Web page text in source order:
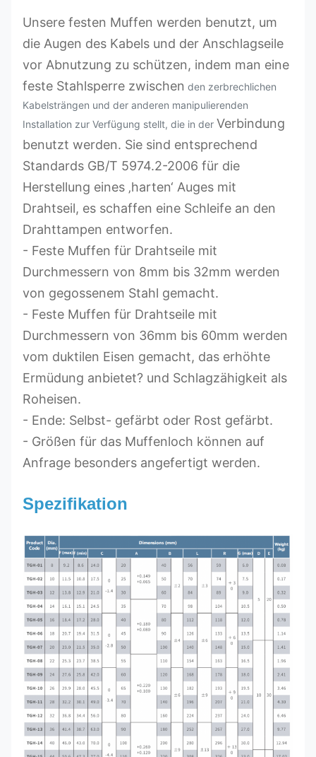
Unsere festen Muffen werden benutzt, um
die Augen des Kabels und der Anschlagseile
vor Abnutzung zu schützen, indem man eine
feste Stahlsperre zwischen den zerbrechlichen
Kabelsträngen und der anderen manipulierenden
Installation zur Verfügung stellt, die in der Verbindung
benutzt werden. Sie sind entsprechend
Standards GB/T 5974.2-2006 für die
Herstellung eines ‚harten‘ Auges mit
Drahtseil, es schaffen eine Schleife an den
Drahttampen entworfen.
- Feste Muffen für Drahtseile mit
Durchmessern von 8mm bis 32mm werden
von gegossenem Stahl gemacht.
- Feste Muffen für Drahtseile mit
Durchmessern von 36mm bis 60mm werden
vom duktilen Eisen gemacht, das erhöhte
Ermüdung anbietet? und Schlagzähigkeit als
Roheisen.
- Ende: Selbst- gefärbt oder Rost gefärbt.
- Größen für das Muffenloch können auf
Anfrage besonders angefertigt werden.
Spezifikation